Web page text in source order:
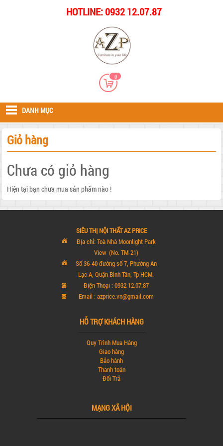
HOTLINE: 0932 12.07.87
0
DANH MỤC
Giỏ hàng
Chưa có giỏ hàng
Hiện tại bạn chưa mua sản phẩm nào !
SIÊU THỊ NỘI THẤT AZ PRICE
Địa chỉ: Toà Nhà Moonlight Park
View (No. TM-21)
Số 36-40 đường số 7, Phường An
Lạc A, Quận Bình Tân, Tp HCM.
Điện Thoại : 0932 12.07.87
Email : azprice.vn@gmail.com
HỖ TRỢ KHÁCH HÀNG
Quy Trình Mua Hàng
Giao hàng
Bảo hành
Thanh toán
Đổi Trả
MẠNG XÃ HỘI